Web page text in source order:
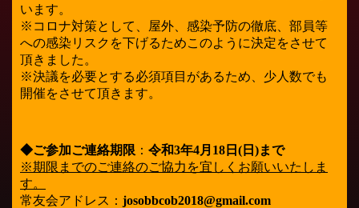
います。
※コロナ対策として、屋外、感染予防の徹底、部員等
への感染リスクを下げるためこのように決定をさせて
頂きました。
※決議を必要とする必須項目があるため、少人数でも
開催をさせて頂きます。
◆ご参加ご連絡期限 ： 令和3年4月18日(日)まで
※期限までのご連絡のご協力を宜しくお願いいたしま
す。
常友会アドレス： josobbcob2018@gmail.com